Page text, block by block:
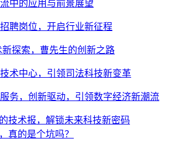
中的应用与前景展望
聘岗位，开启行业新征程
探索，曹先生的创新之路
术中心，引领司法科技新变革
务，创新驱动，引领数字经济新潮流
技术报，解锁未来科技新密码
真的是个坑吗？